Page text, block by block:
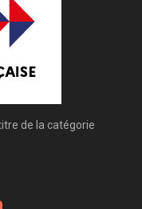
de la catégorie